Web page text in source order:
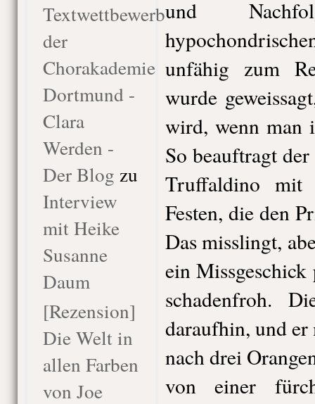
Textwettbewerb
der
Chorakademie
Dortmund -
Clara
Werden -
Der Blog zu
Interview
mit Heike
Susanne
Daum
[Rezension]
Die Welt in
allen Farben
von Joe
und
unfähig zum
wurde
wird, wenn man
So beauftragt
Truffaldino mit
Festen, die den
Das misslingt,
ein
schadenfroh.
daraufhin, und er
nach drei
von einer